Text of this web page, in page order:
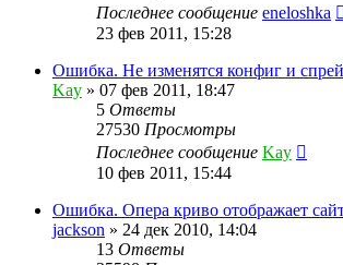
Последнее сообщение eneloshka
23 фев 2011, 15:28
Ошибка. Не изменятся конфиг и
Kay » 07 фев 2011, 18:47
5 Ответы
27530 Просмотры
Последнее сообщение Kay
10 фев 2011, 15:44
Ошибка. Опера криво отображает
jackson » 24 дек 2010, 14:04
13 Ответы